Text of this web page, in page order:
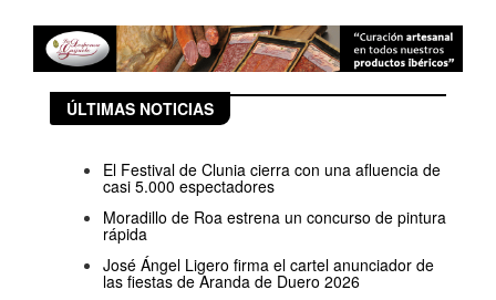
ÚLTIMAS NOTICIAS
El Festival de Clunia cierra con una afluencia de
casi 5.000 espectadores
Moradillo de Roa estrena un concurso de pintura
rápida
José Ángel Ligero firma el cartel anunciador de
las fiestas de Aranda de Duero 2026